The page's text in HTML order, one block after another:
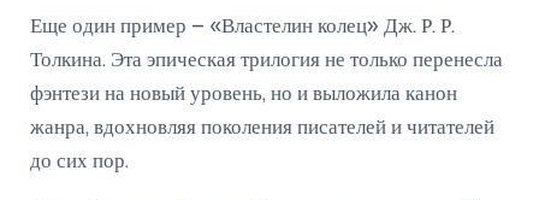
Еще один пример – «Властелин колец» Дж. Р. Р.
Толкина. Эта эпическая трилогия не только перенесла
фэнтези на новый уровень, но и выложила канон
жанра, вдохновляя поколения писателей и читателей
до сих пор.